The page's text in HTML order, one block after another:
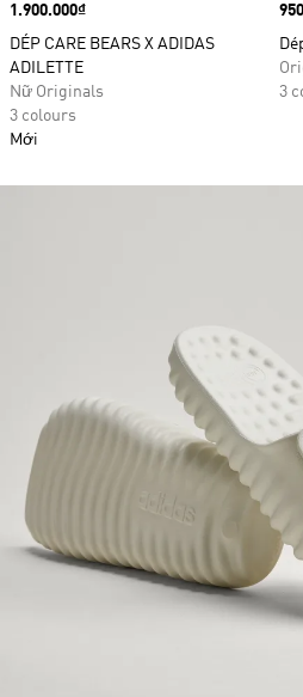
Price
1.900.000₫
DÉP CARE BEARS X ADIDAS
ADILETTE
Nữ Originals
3 colours
Mới
3